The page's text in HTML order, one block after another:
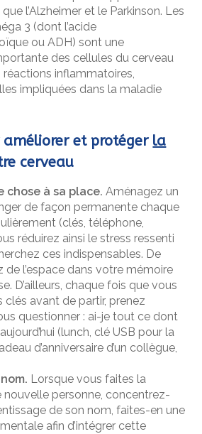
l’Alzheimer et le Parkinson. Les
3 (dont l’acide
ou ADH) sont une
des cellules du cerveau
réactions inflammatoires,
impliquées dans la maladie
améliorer et protéger la
cerveau
chose à sa place. Aménagez un
de façon permanente chaque
(clés, téléphone,
réduirez ainsi le stress ressenti
ces indispensables. De
de l’espace dans votre mémoire
D’ailleurs, chaque fois que vous
avant de partir, prenez
questionner : ai-je tout ce dont
(lunch, clé USB pour la
d’anniversaire d’un collègue,
Lorsque vous faites la
nouvelle personne, concentrez-
de son nom, faites-en une
afin d’intégrer cette